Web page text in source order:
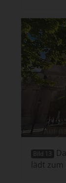
Bild 13
lädt